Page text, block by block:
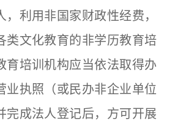
利用非国家财政性经费，
类文化教育的非学历教育培
育培训机构应当依法取得办
业执照（或民办非企业单位
完成法人登记后，方可开展